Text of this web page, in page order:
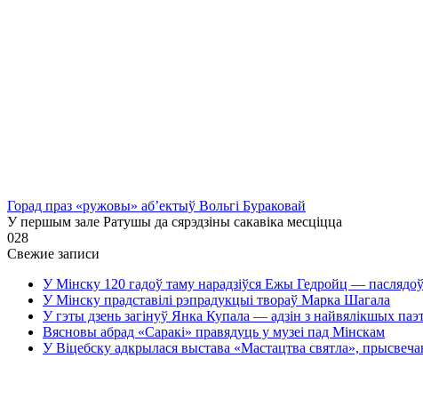
Горад праз «ружовы» аб’ектыў Вольгі Бураковай
У першым зале Ратушы да сярэдзіны сакавіка месціцца
028
Свежие записи
У Мінску 120 гадоў таму нарадзіўся Ежы Гедройц —
У Мінску прадставілі рэпрадукцыі твораў Марка Шагала
У гэты дзень загінуў Янка Купала — адзін з найвялікшых
Вясновы абрад «Саракі» правядуць у музеі пад Мінскам
У Віцебску адкрылася выстава «Мастацтва святла»,